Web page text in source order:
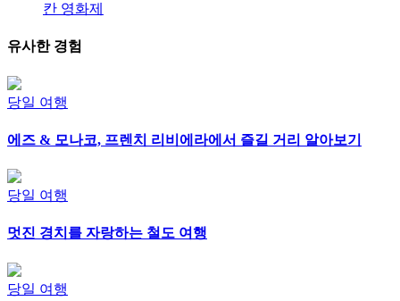
칸 영화제
유사한 경험
당일 여행
에즈 & 모나코, 프렌치 리비에라에서 즐길 거리 알아보기
당일 여행
멋진 경치를 자랑하는 철도 여행
당일 여행